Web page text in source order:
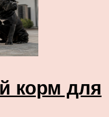
корм для